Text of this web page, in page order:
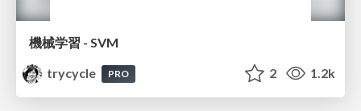
機械学習 - SVM
trycycle
PRO 2 1.2k